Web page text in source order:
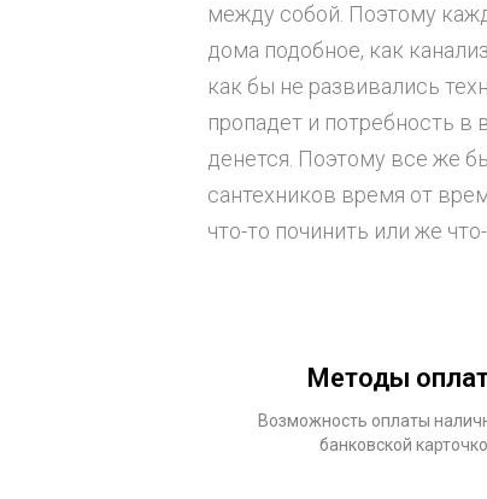
между собой. Поэтому
дома подобное, как
как бы не развивались
пропадет и потребность в
денется. Поэтому все же
сантехников время от
что-то починить или же
Методы
Возможность оплаты
банковской